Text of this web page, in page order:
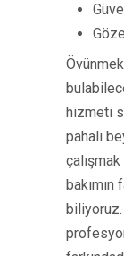
hizmeti
pahalı
bakımın